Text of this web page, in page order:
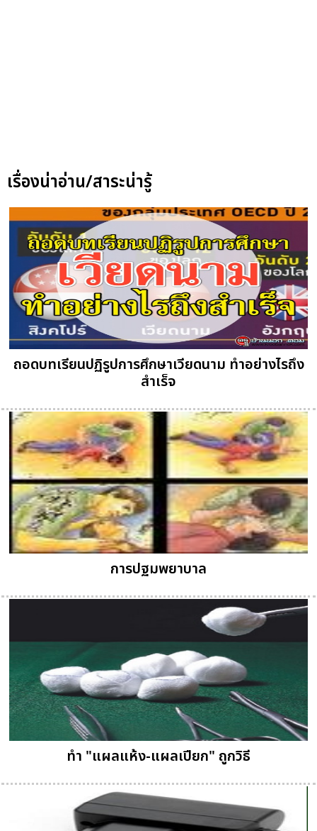
เรื่องน่าอ่าน/สาระน่ารู้
ถอดบทเรียนปฏิรูปการศึกษาเวียดนาม ทำอย่างไรถึง
สำเร็จ
การปฐมพยาบาล
ทำ "แผลแห้ง-แผลเปียก" ถูกวิธี